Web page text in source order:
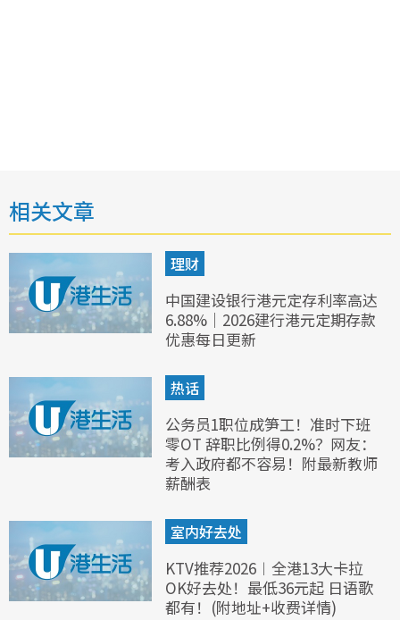
相关文章
理财
中国建设银行港元定存利率高达
6.88%｜2026建行港元定期存款
优惠每日更新
热话
公务员1职位成笋工！准时下班
零OT 辞职比例得0.2%？网友：
考入政府都不容易！附最新教师
薪酬表
室内好去处
KTV推荐2026︱全港13大卡拉
OK好去处！最低36元起 日语歌
都有！(附地址+收费详情)